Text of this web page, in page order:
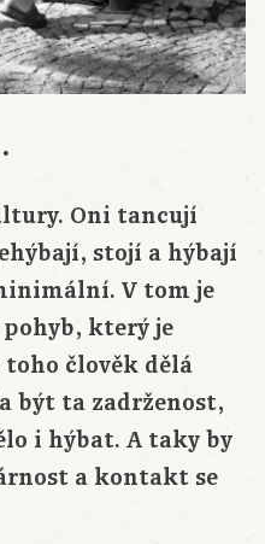
Oni tancují
stojí a hýbají
V tom je
který je
člověk dělá
být ta zadrženost,
i hýbat. A taky by
a kontakt se